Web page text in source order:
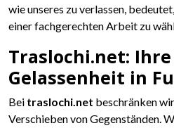
wie unseres zu verlassen,
einer fachgerechten Arbeit zu
Traslochi.net:
Gelassenheit in
Bei traslochi.net beschränken
Verschieben von Gegenständen.